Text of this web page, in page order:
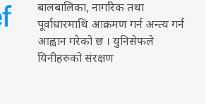
बालबालिका, नागरिक तथा
पूर्वाधारमाथि आक्रमण गर्न अन्त्य गर्न
आह्वान गरेको छ । युनिसेफले
यिनीहरुको संरक्षण